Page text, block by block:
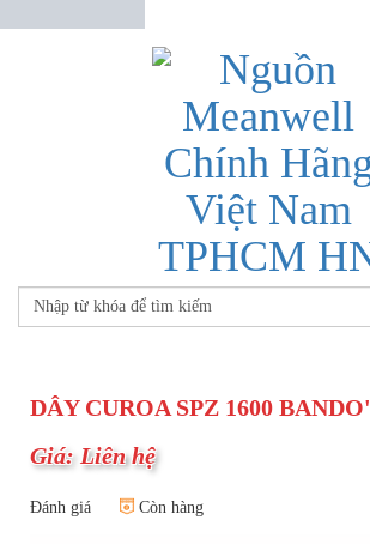
DÂY CUROA SPZ 1600 BANDO'
Giá: Liên hệ
Đánh giá Còn hàng